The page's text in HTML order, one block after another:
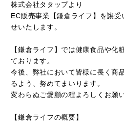
株式会社タタップより
EC販売事業【鎌倉ライフ】を譲受
せいたします。
【鎌倉ライフ】では健康食品や化
ております。
今後、弊社において皆様に長く商
るよう、努めてまいります。
変わらぬご愛顧の程よろしくお願
【鎌倉ライフの概要】